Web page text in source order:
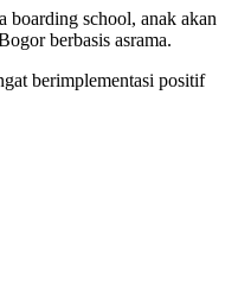
boarding school, anak akan
berbasis asrama.
berimplementasi positif